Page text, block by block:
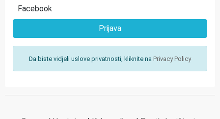
Facebook
Prijava
Da biste vidjeli uslove privatnosti, kliknite na Privacy Policy